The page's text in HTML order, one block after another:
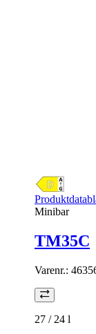
Minibar
TM35C
Varenr.:
27 / 24 l